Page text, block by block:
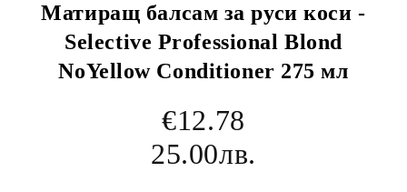
Матиращ балсам за руси коси -
Selective Professional Blond
NoYellow Conditioner 275 мл
€12.78
25.00лв.